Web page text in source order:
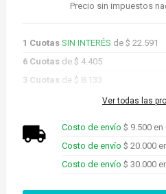
Precio sin impuestos
1 Cuotas SIN INTERÉS de $ 22.591
6 Cuotasde $ 4.405
3 Cuotas de $ 8.133
de $ 21.461
Ver todas las
Costo de envío $ 9.500 en
Costo de envío $ 20.000
Costo de envío $ 30.000